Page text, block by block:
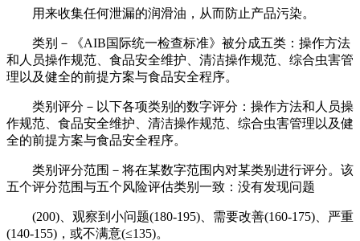
用来收集任何泄漏的润滑油，从而防止产品污染。
类别－《AIB国际统一检查标准》被分成五类：操作方法
和人员操作规范、食品安全维护、清洁操作规范、综合虫害管
理以及健全的前提方案与食品安全程序。
类别评分－以下各项类别的数字评分：操作方法和人员操
作规范、食品安全维护、清洁操作规范、综合虫害管理以及健
全的前提方案与食品安全程序。
类别评分范围－将在某数字范围内对某类别进行评分。该
五个评分范围与五个风险评估类别一致：没有发现问题
(200)、观察到小问题(180-195)、需要改善(160-175)、严重
(140-155)，或不满意(≤135)。